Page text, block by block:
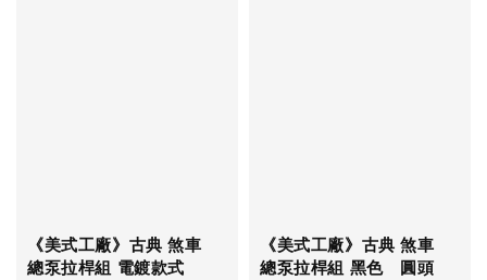
《美式工廠》古典 煞車
總泵拉桿組 電鍍款式
《美式工廠》古典 煞車
總泵拉桿組 黑色 圓頭